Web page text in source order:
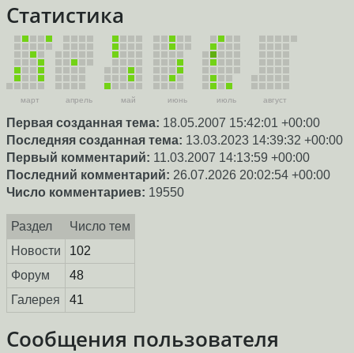
Статистика
март апрель май июнь июль август
Первая созданная тема: 18.05.2007 15:42:01 +00:00
Последняя созданная тема: 13.03.2023 14:39:32 +00:00
Первый комментарий: 11.03.2007 14:13:59 +00:00
Последний комментарий: 26.07.2026 20:02:54 +00:00
Число комментариев: 19550
Раздел
Число тем
Новости
102
Форум
48
Галерея
41
Сообщения пользователя